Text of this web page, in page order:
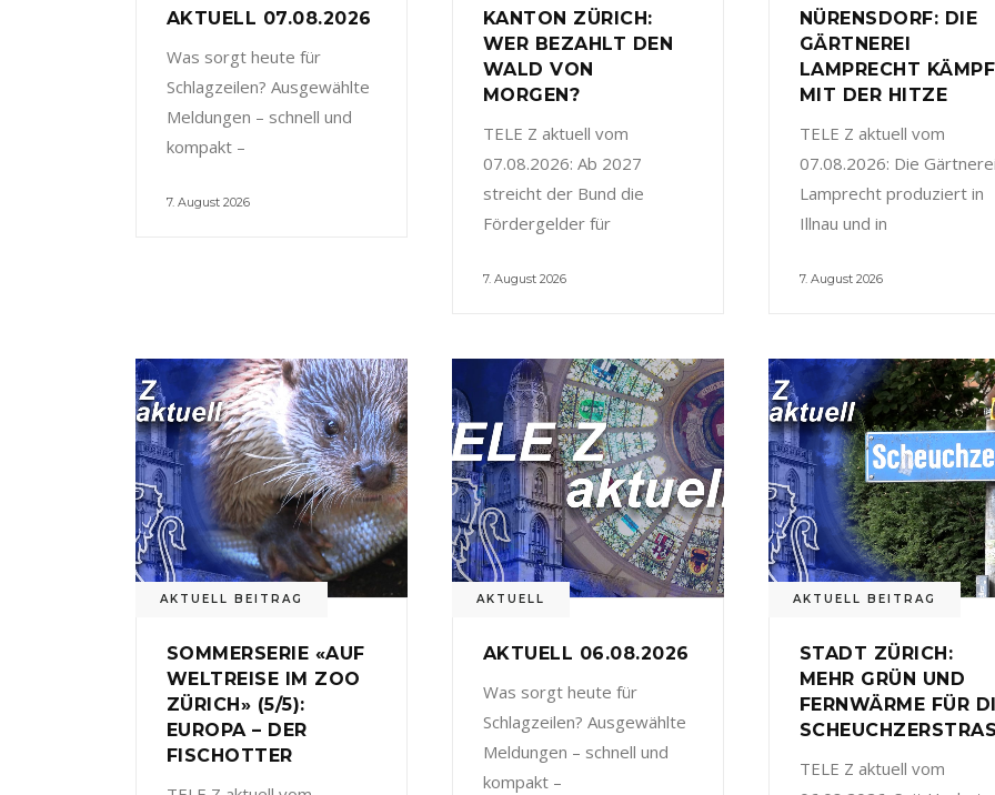
AKTUELL 07.08.2026
Was sorgt heute für
Schlagzeilen? Ausgewählte
Meldungen – schnell und
kompakt –
7. August 2026
KANTON ZÜRICH:
WER BEZAHLT DEN
WALD VON
MORGEN?
TELE Z aktuell vom
07.08.2026: Ab 2027
streicht der Bund die
Fördergelder für
7. August 2026
NÜRENSDORF: DIE
GÄRTNEREI
LAMPRECHT
MIT DER HITZE
TELE Z aktuell vom
07.08.2026: Die
Lamprecht produziert in
Illnau und in
7. August 2026
AKTUELL BEITRAG
SOMMERSERIE «AUF
WELTREISE IM ZOO
ZÜRICH» (5/5):
EUROPA – DER
FISCHOTTER
AKTUELL
AKTUELL 06.08.2026
Was sorgt heute für
Schlagzeilen? Ausgewählte
Meldungen – schnell und
kompakt –
AKTUELL BEITRAG
STADT ZÜRICH:
MEHR GRÜN UND
FERNWÄRME FÜR
TELE Z aktuell vom